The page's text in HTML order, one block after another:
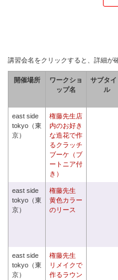
講習会名をクリックすると、詳細が
開催場所
ワークショ
ップ名
サブタイ
ル
east side
tokyo（東
京）
権藤先生店
内のお好き
な造花で作
るクラッチ
ブーケ（ブ
ートニア付
き）
east side
tokyo（東
京）
権藤先生
黄色カラー
のリース
east side
tokyo（東
京）
権藤先生
リメイクで
作るラウン